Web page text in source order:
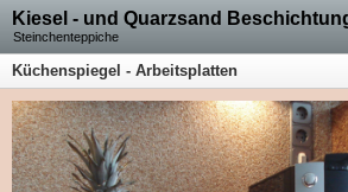
Kiesel - und Quarzsand
Steinchenteppiche
Küchenspiegel - Arbeitsplatten